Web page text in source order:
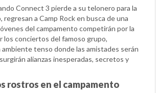
Connect 3 pierde a su telonero para la
a Camp Rock en busca de una
del campamento competirán por la
los conciertos del famoso grupo,
tenso donde las amistades serán
alianzas inesperadas, secretos y
rostros en el campamento